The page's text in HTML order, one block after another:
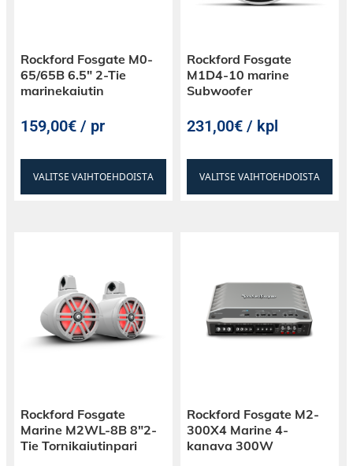
Rockford Fosgate M0-
65/65B 6.5″ 2-Tie
marinekaiutin
159,00€ / pr
VALITSE VAIHTOEHDOISTA
Rockford Fosgate
M1D4-10 marine
Subwoofer
231,00€ / kpl
VALITSE VAIHTOEHDOISTA
Rockford Fosgate
Marine M2WL-8B 8″2-
Tie Tornikaiutinpari
Rockford Fosgate M2-
300X4 Marine 4-
kanava 300W